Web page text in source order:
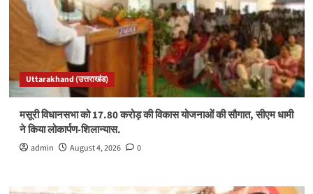
Uttarakhand (उत्तराखंड)
मसूरी विधानसभा को 17.80 करोड़ की विकास योजनाओं की सौगात, सीएम धामी
ने किया लोकार्पण-शिलान्यास.
admin August 4, 2026 0